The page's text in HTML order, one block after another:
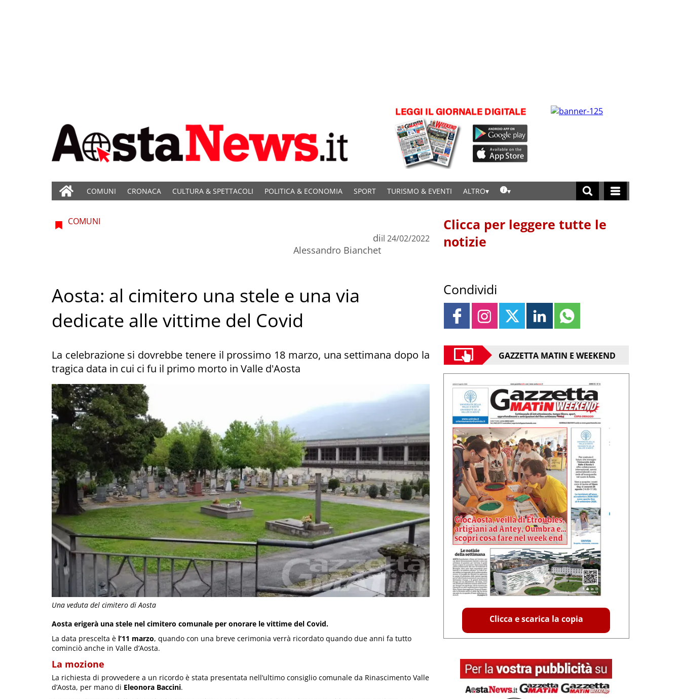
COMUNI CRONACA CULTURA & SPETTACOLI POLITICA & ECONOMIA SPORT TURISMO & EVENTI ALTRO
Una veduta del cimitero di Aosta
COMUNI
di
Alessandro Bianchet
il 24/02/2022
Aosta: al cimitero una stele e una via
dedicate alle vittime del Covid
La celebrazione si dovrebbe tenere il prossimo 18 marzo, una settimana dopo la
tragica data in cui ci fu il primo morto in Valle d'Aosta
Aosta erigerà una stele nel cimitero comunale per onorare le vittime del Covid.
La data prescelta è l’11 marzo, quando con una breve cerimonia verrà ricordato quando due anni fa tutto
cominciò anche in Valle d’Aosta.
La mozione
La richiesta di provvedere a un ricordo è stata presentata nell’ultimo consiglio comunale da Rinascimento Valle
d’Aosta, per mano di Eleonora Baccini.
Clicca per leggere tutte le
notizie
Condividi
GAZZETTA MATIN E WEEKEND
Clicca e scarica la copia